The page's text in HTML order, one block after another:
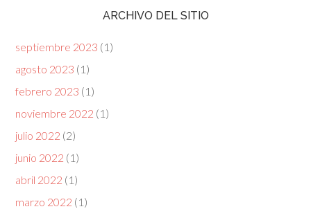
ARCHIVO DEL SITIO
septiembre 2023 (1)
agosto 2023 (1)
febrero 2023 (1)
noviembre 2022 (1)
julio 2022 (2)
junio 2022 (1)
abril 2022 (1)
marzo 2022 (1)